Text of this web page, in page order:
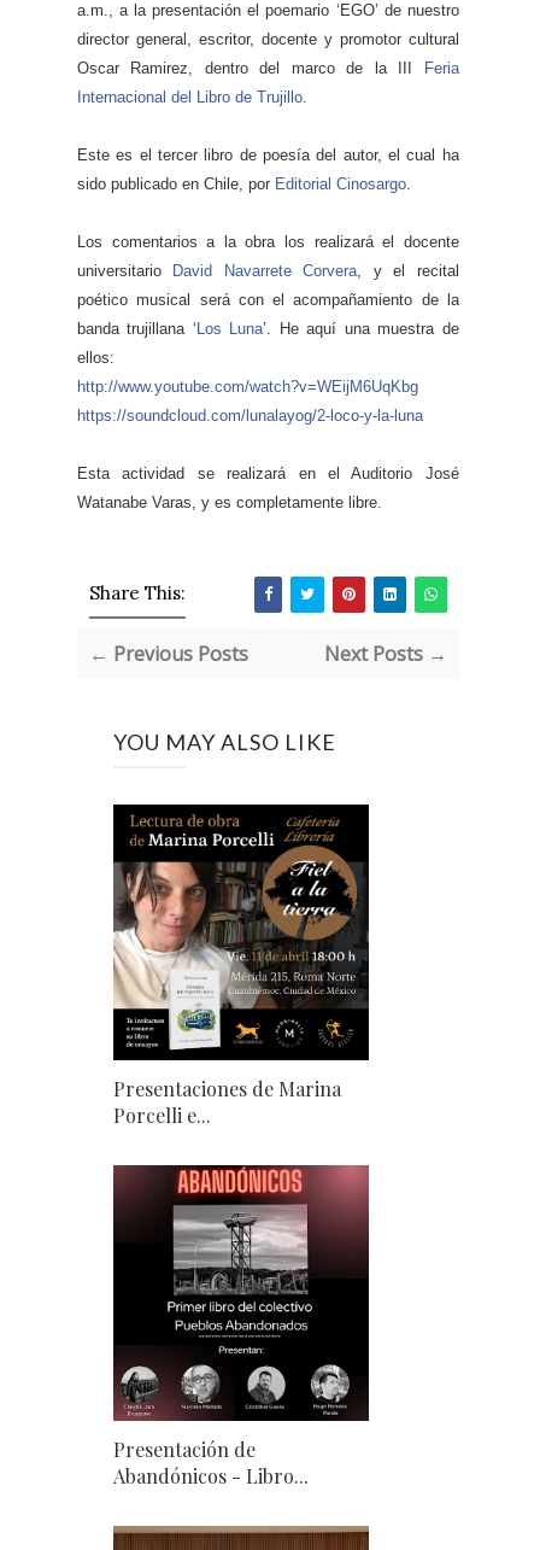
a.m., a la presentación el poemario ‘EGO’ de nuestro
director general, escritor, docente y promotor cultural
Oscar Ramirez, dentro del marco de la III
Feria
Internacional del Libro de Trujillo.
Este es el tercer libro de poesía del autor, el cual ha
sido publicado en Chile, por Editorial Cinosargo.
Los comentarios a la obra los realizará el docente
universitario
David Navarrete Corvera, y el recital
poético musical será con el acompañamiento de la
banda trujillana ‘ Los Luna’. He aquí una muestra de
ellos:
http://www.youtube.com/watch?v=WEijM6UqKbg
https://soundcloud.com/ lunalayog/2-loco-y-la-luna
Esta actividad se realizará en el Auditorio José
Watanabe Varas, y es completamente libre.
Share This:
← Previous Posts Next Posts →
YOU MAY ALSO LIKE
Presentaciones de Marina
Porcelli e...
Presentación de
Abandónicos - Libro...